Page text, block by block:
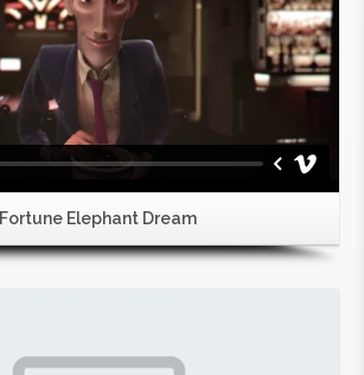
Fortune Elephant Dream